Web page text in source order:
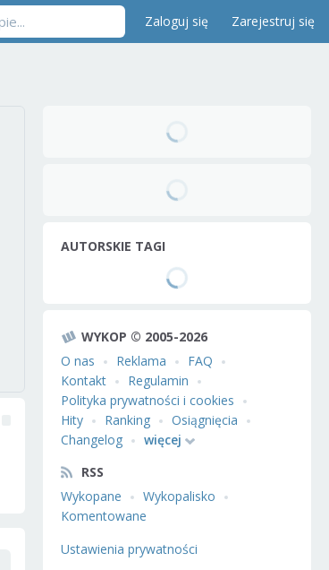
Zaloguj się Zarejestruj się
AUTORSKIE TAGI
WYKOP © 2005-2026
O nas
Reklama
FAQ
Kontakt
Regulamin
Polityka prywatności i cookies
Hity
Ranking
Osiągnięcia
Changelog
więcej
RSS
Wykopane
Wykopalisko
Komentowane
Ustawienia prywatności